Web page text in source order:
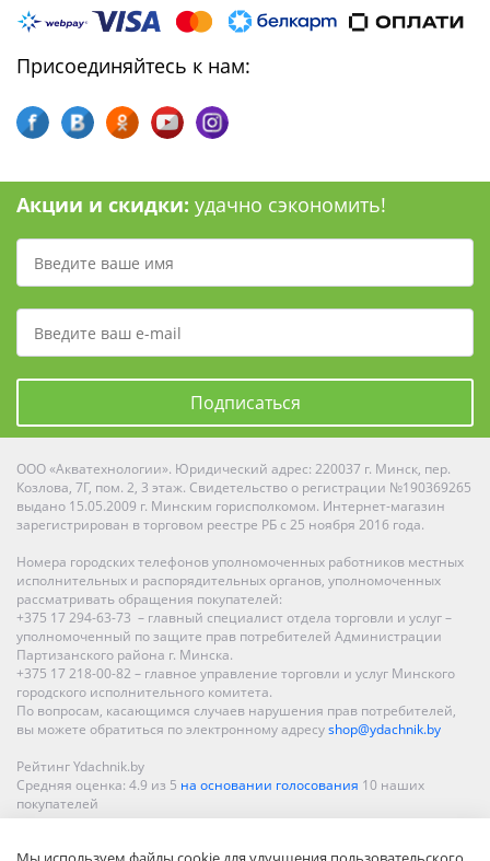
Присоединяйтесь к нам:
Акции и скидки: удачно сэкономить!
Подписаться
ООО «Акватехнологии». Юридический адрес: 220037 г. Минск, пер.
Козлова, 7Г, пом. 2, 3 этаж. Свидетельство о регистрации №190369265
выдано 15.05.2009 г. Минским горисполкомом. Интернет-магазин
зарегистрирован в торговом реестре РБ с 25 ноября 2016 года.
Номера городских телефонов уполномоченных работников местных
исполнительных и распорядительных органов, уполномоченных
рассматривать обращения покупателей:
+375 17 294-63-73 – главный специалист отдела торговли и услуг –
уполномоченный по защите прав потребителей Администрации
Партизанского района г. Минска.
+375 17 218-00-82 – главное управление торговли и услуг Минского
городского исполнительного комитета.
По вопросам, касающимся случаев нарушения прав потребителей,
вы можете обратиться по электронному адресуshop@ydachnik.by
Рейтинг Ydachnik.by
Средняя оценка: 4.9 из 5 на основании голосования 10 наших
покупателей